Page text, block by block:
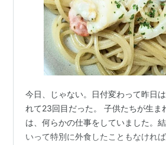
今日、じゃない。日付変わって昨日
れて23回目だった。 子供たちが生ま
は、何らかの仕事をしていました。
いって特別に外食したこともなけれ